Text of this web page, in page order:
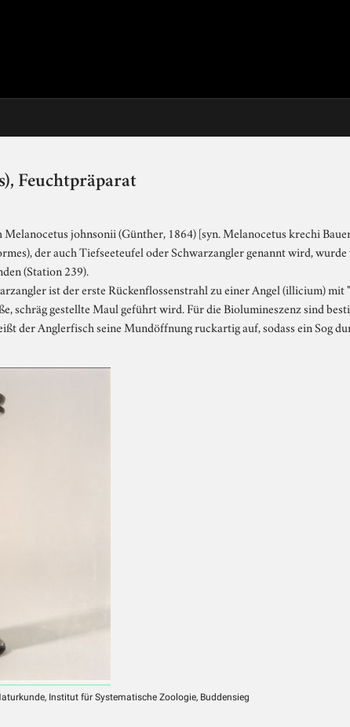
Feuchtpräparat
johnsonii (Günther, 1864) [syn. Melanocetus krechi
der auch Tiefseeteufel oder Schwarzangler genannt wird,
(Station 239).
ist der erste Rückenflossenstrahl zu einer Angel (illicium) mit
schräg gestellte Maul geführt wird. Für die Biolumineszenz sind
der Anglerfisch seine Mundöffnung ruckartig auf, sodass ein Sog
Institut für Systematische Zoologie, Buddensieg